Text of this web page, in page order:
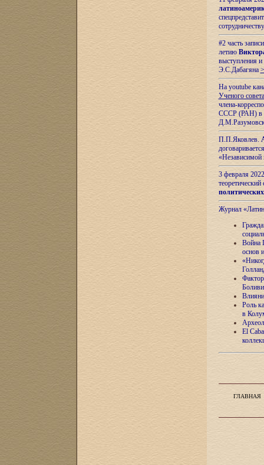
#2 часть
летию
выступления
Э.С.Дабагяна
На youtube
Ученого
члена-
СССР (РАН) в
П.П.Яковлев.
«Независимой
3 февраля
теоретический
Журнал
Война
основ
Роль
в
El
ГЛАВНАЯ